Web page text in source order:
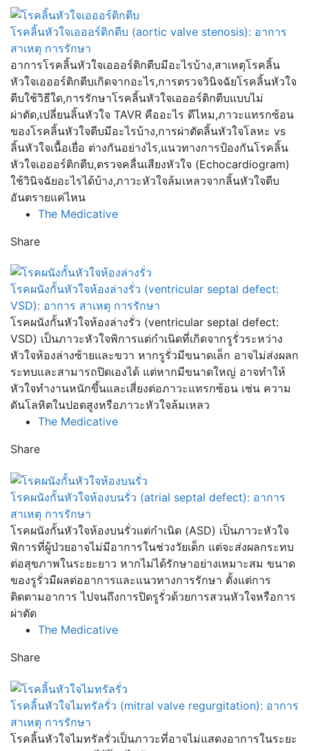
โรคลิ้นหัวใจเอออร์ติกตีบ (aortic valve stenosis): อาการ
สาเหตุ การรักษา
อาการโรคลิ้นหัวใจเอออร์ติกตีบมีอะไรบ้าง,สาเหตุโรคลิ้น
หัวใจเอออร์ติกตีบเกิดจากอะไร,การตรวจวินิจฉัยโรคลิ้นหัวใจ
ตีบใช้วิธีใด,การรักษาโรคลิ้นหัวใจเอออร์ติกตีบแบบไม่
ผ่าตัด,เปลี่ยนลิ้นหัวใจ TAVR คืออะไร ดีไหม,ภาวะแทรกซ้อน
ของโรคลิ้นหัวใจตีบมีอะไรบ้าง,การผ่าตัดลิ้นหัวใจโลหะ vs
ลิ้นหัวใจเนื้อเยื่อ ต่างกันอย่างไร,แนวทางการป้องกันโรคลิ้น
หัวใจเอออร์ติกตีบ,ตรวจคลื่นเสียงหัวใจ (Echocardiogram)
ใช้วินิจฉัยอะไรได้บ้าง,ภาวะหัวใจล้มเหลวจากลิ้นหัวใจตีบ
อันตรายแค่ไหน
The Medicative
Share
โรคผนังกั้นหัวใจห้องล่างรั่ว (ventricular septal defect:
VSD): อาการ สาเหตุ การรักษา
โรคผนังกั้นหัวใจห้องล่างรั่ว (ventricular septal defect:
VSD) เป็นภาวะหัวใจพิการแต่กำเนิดที่เกิดจากรูรั่วระหว่าง
หัวใจห้องล่างซ้ายและขวา หากรูรั่วมีขนาดเล็ก อาจไม่ส่งผลก
ระทบและสามารถปิดเองได้ แต่หากมีขนาดใหญ่ อาจทำให้
หัวใจทำงานหนักขึ้นและเสี่ยงต่อภาวะแทรกซ้อน เช่น ความ
ดันโลหิตในปอดสูงหรือภาวะหัวใจล้มเหลว
The Medicative
Share
โรคผนังกั้นหัวใจห้องบนรั่ว (atrial septal defect): อาการ
สาเหตุ การรักษา
โรคผนังกั้นหัวใจห้องบนรั่วแต่กำเนิด (ASD) เป็นภาวะหัวใจ
พิการที่ผู้ป่วยอาจไม่มีอาการในช่วงวัยเด็ก แต่จะส่งผลกระทบ
ต่อสุขภาพในระยะยาว หากไม่ได้รักษาอย่างเหมาะสม ขนาด
ของรูรั่วมีผลต่ออาการและแนวทางการรักษา ตั้งแต่การ
ติดตามอาการ ไปจนถึงการปิดรูรั่วด้วยการสวนหัวใจหรือการ
ผ่าตัด
The Medicative
Share
โรคลิ้นหัวใจไมทรัลรั่ว (mitral valve regurgitation): อาการ
สาเหตุ การรักษา
โรคลิ้นหัวใจไมทรัลรั่วเป็นภาวะที่อาจไม่แสดงอาการในระยะ